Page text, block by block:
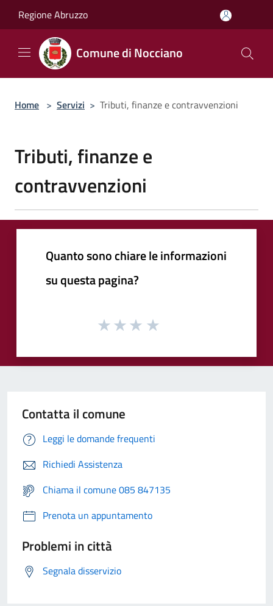
Regione Abruzzo
Comune di Nocciano
Home > Servizi > Tributi, finanze e contravvenzioni
Tributi, finanze e
contravvenzioni
Quanto sono chiare le informazioni
su questa pagina?
Contatta il comune
Leggi le domande frequenti
Richiedi Assistenza
Chiama il comune 085 847135
Prenota un appuntamento
Problemi in città
Segnala disservizio